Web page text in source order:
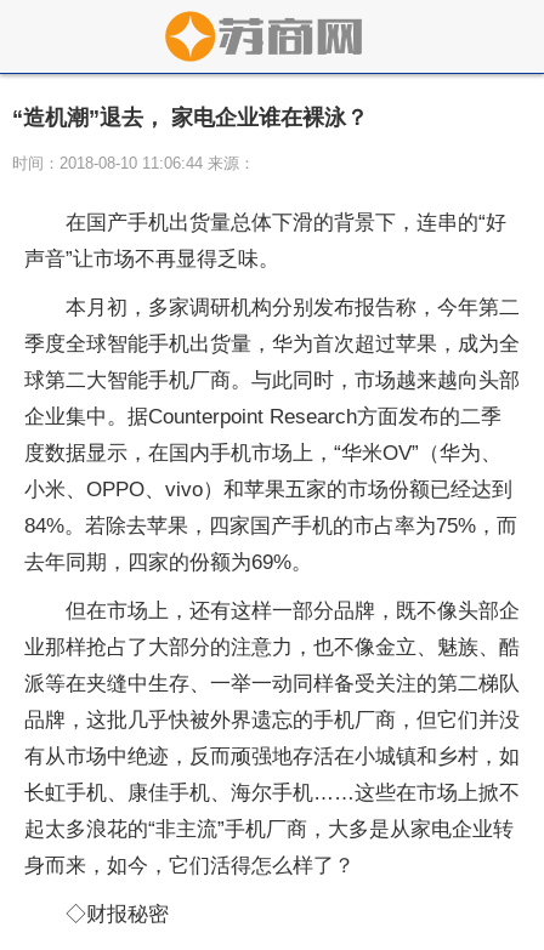
“造机潮”退去， 家电企业谁在裸泳？
时间：2018-08-10 11:06:44 来源：
在国产手机出货量总体下滑的背景下，连串的“好
声音”让市场不再显得乏味。
本月初，多家调研机构分别发布报告称，今年第二
季度全球智能手机出货量，华为首次超过苹果，成为全
球第二大智能手机厂商。与此同时，市场越来越向头部
企业集中。据Counterpoint Research方面发布的二季
度数据显示，在国内手机市场上，“华米OV”（华为、
小米、OPPO、vivo）和苹果五家的市场份额已经达到
84%。若除去苹果，四家国产手机的市占率为75%，而
去年同期，四家的份额为69%。
但在市场上，还有这样一部分品牌，既不像头部企
业那样抢占了大部分的注意力，也不像金立、魅族、酷
派等在夹缝中生存、一举一动同样备受关注的第二梯队
品牌，这批几乎快被外界遗忘的手机厂商，但它们并没
有从市场中绝迹，反而顽强地存活在小城镇和乡村，如
长虹手机、康佳手机、海尔手机……这些在市场上掀不
起太多浪花的“非主流”手机厂商，大多是从家电企业转
身而来，如今，它们活得怎么样了？
◇财报秘密